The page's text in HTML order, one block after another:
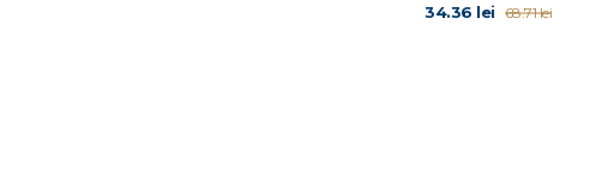
34.36 lei 68.71 lei